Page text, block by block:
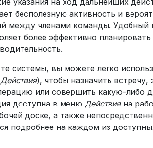
указания на ход дальнейших
бесполезную активность и
между членами команды. Удобный
более эффективно
системы, вы можете легко
Действия), чтобы назначить встречу,
или совершить какую-либо
доступна в меню Действияна
доске, а также
подробнее на каждом из